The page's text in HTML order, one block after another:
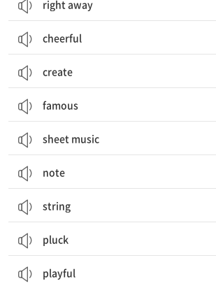
right away
cheerful
create
famous
sheet music
note
string
pluck
playful